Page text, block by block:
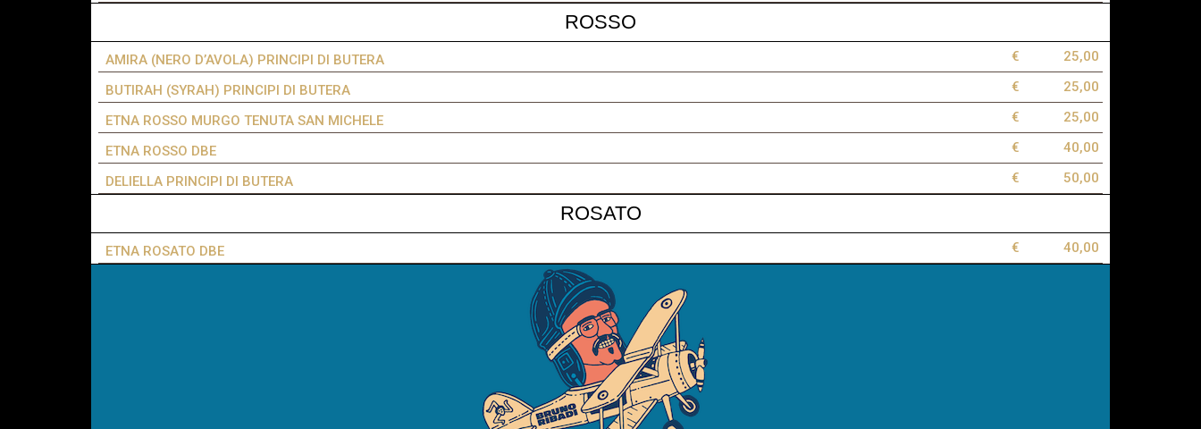
ROSSO
AMIRA (NERO D’AVOLA) PRINCIPI DI BUTERA € 25,00
BUTIRAH (SYRAH) PRINCIPI DI BUTERA € 25,00
ETNA ROSSO MURGO TENUTA SAN MICHELE € 25,00
ETNA ROSSO DBE € 40,00
DELIELLA PRINCIPI DI BUTERA € 50,00
ROSATO
ETNA ROSATO DBE € 40,00